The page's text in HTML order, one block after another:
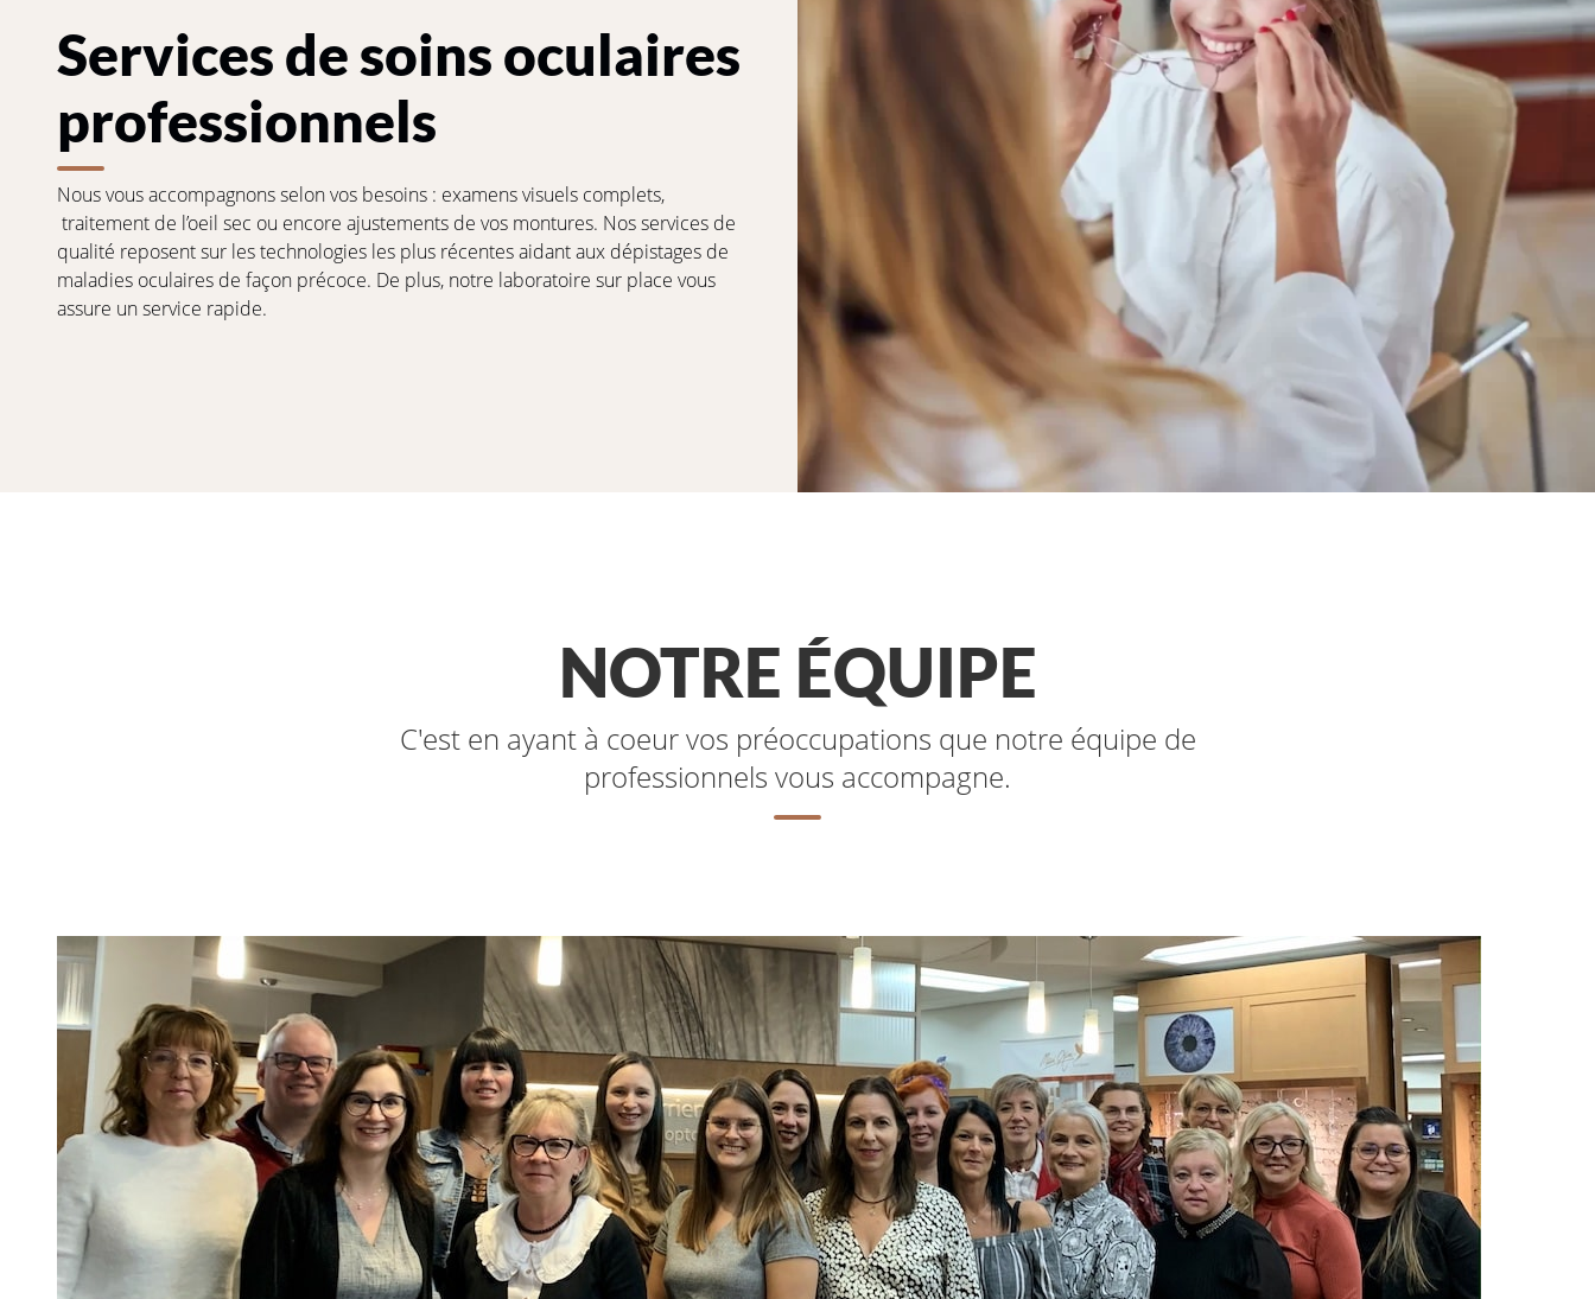
Services de soins oculaires
professionnels
Nous vous accompagnons selon vos besoins : examens visuels complets,
traitement de l’oeil sec ou encore ajustements de vos montures. Nos services de
qualité reposent sur les technologies les plus récentes aidant aux dépistages de
maladies oculaires de façon précoce. De plus, notre laboratoire sur place vous
assure un service rapide.
NOTRE ÉQUIPE
C'est en ayant à coeur vos préoccupations que notre équipe de
professionnels vous accompagne.